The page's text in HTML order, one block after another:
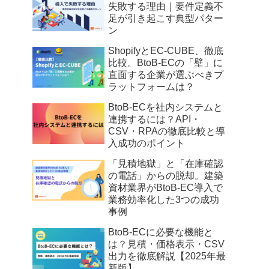
失敗する理由｜要件定義不
足が引き起こす典型パター
ン
ShopifyとEC-CUBE、徹底
比較。BtoB-ECの「壁」に
直面する企業が選ぶべきプ
ラットフォームは？
BtoB-ECを社内システムと
連携するには？API・
CSV・RPAの徹底比較と導
入成功のポイント
「見積地獄」と「在庫確認
の電話」からの脱却。建築
資材業界がBtoB-EC導入で
業務効率化した3つの成功
事例
BtoB-ECに必要な機能と
は？見積・価格表示・CSV
出力を徹底解説【2025年最